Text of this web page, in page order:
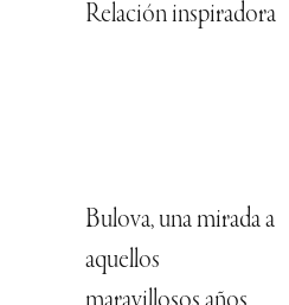
Relación inspiradora
Bulova, una mirada a
aquellos